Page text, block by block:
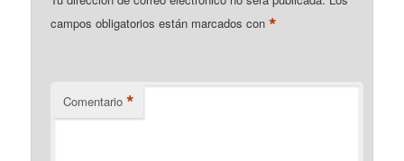
campos obligatorios están marcados con*
Comentario *